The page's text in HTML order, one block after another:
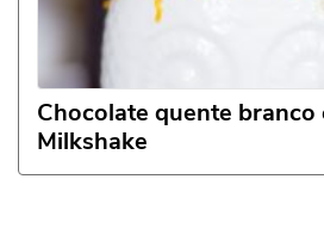
Chocolate quente branco
Milkshake